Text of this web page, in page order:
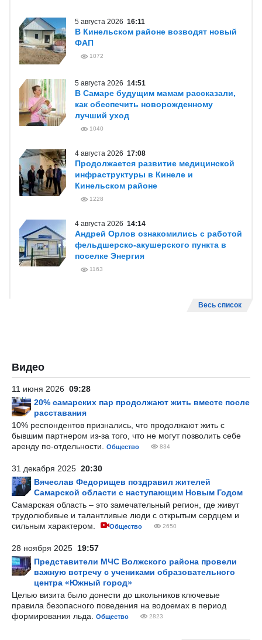
5 августа 2026 16:11
В Кинельском районе возводят новый
ФАП
1072
5 августа 2026 14:51
В Самаре будущим мамам рассказали,
как обеспечить новорожденному
лучший уход
1040
4 августа 2026 17:08
Продолжается развитие медицинской
инфраструктуры в Кинеле и
Кинельском районе
1228
4 августа 2026 14:14
Андрей Орлов ознакомились с работой
фельдшерско-акушерского пункта в
поселке Энергия
1163
Весь список
Видео
11 июня 2026 09:28
20% самарских пар продолжают жить вместе после
расставания
10% респондентов признались, что продолжают жить с
бывшим партнером из-за того, что не могут позволить себе
аренду по-отдельности.
Общество 834
31 декабря 2025 20:30
Вячеслав Федорищев поздравил жителей
Самарской области с наступающим Новым Годом
Самарская область – это замечательный регион, где живут
трудолюбивые и талантливые люди с открытым сердцем и
сильным характером.
Общество 2650
28 ноября 2025 19:57
Представители МЧС Волжского района провели
важную встречу с учениками образовательного
центра «Южный город»
Целью визита было донести до школьников ключевые
правила безопасного поведения на водоемах в период
формирования льда.
Общество 2823